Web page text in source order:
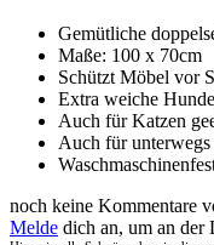
Gemütliche
Maße: 100 x 70cm
Schützt Möbel vor
Extra weiche
Auch für Katzen
Auch für
noch keine Kommentare
Melde dich an, um an der